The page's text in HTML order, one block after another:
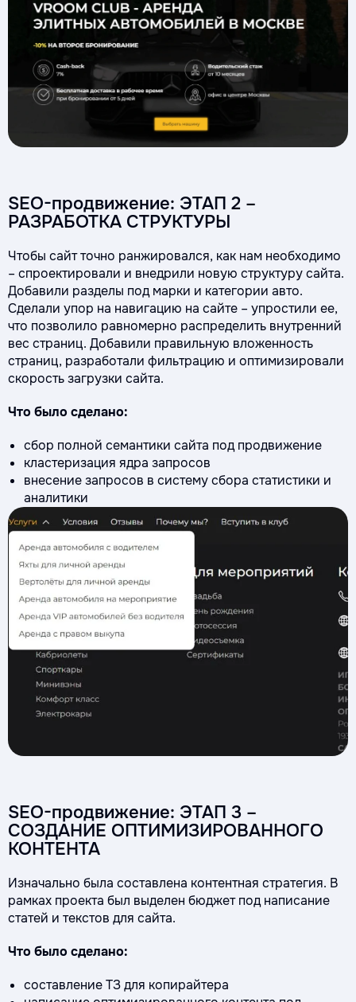
SEO-продвижение: ЭТАП 2 –
РАЗРАБОТКА СТРУКТУРЫ
Чтобы сайт точно ранжировался, как нам необходимо
– спроектировали и внедрили новую структуру сайта.
Добавили разделы под марки и категории авто.
Сделали упор на навигацию на сайте – упростили ее,
что позволило равномерно распределить внутренний
вес страниц. Добавили правильную вложенность
страниц, разработали фильтрацию и оптимизировали
скорость загрузки сайта.
Что было сделано:
сбор полной семантики сайта под продвижение
кластеризация ядра запросов
внесение запросов в систему сбора статистики и
аналитики
SEO-продвижение: ЭТАП 3 –
СОЗДАНИЕ ОПТИМИЗИРОВАННОГО
КОНТЕНТА
Изначально была составлена контентная стратегия. В
рамках проекта был выделен бюджет под написание
статей и текстов для сайта.
Что было сделано:
составление ТЗ для копирайтера